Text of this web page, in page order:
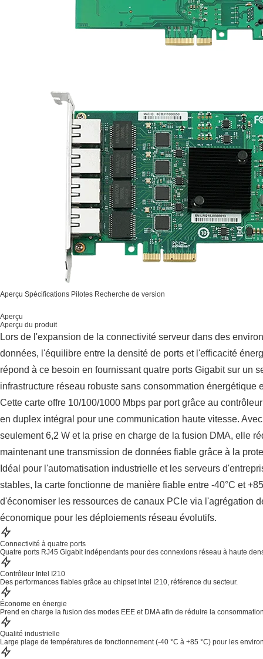
Aperçu Spécifications Pilotes Recherche de version
Aperçu
Aperçu du produit
Lors de l'expansion de la connectivité serveur dans des
données, l'équilibre entre la densité de ports et l'efficacité
répond à ce besoin en fournissant quatre ports Gigabit sur un
infrastructure réseau robuste sans consommation énergétique
Cette carte offre 10/100/1000 Mbps par port grâce au
en duplex intégral pour une communication haute vitesse.
seulement 6,2 W et la prise en charge de la fusion DMA, elle
maintenant une transmission de données fiable grâce à la
Idéal pour l'automatisation industrielle et les serveurs
stables, la carte fonctionne de manière fiable entre -40°C et
d'économiser les ressources de canaux PCIe via l'agrégation
économique pour les déploiements réseau évolutifs.
Connectivité à quatre ports
Quatre ports RJ45 Gigabit indépendants pour des connexions réseau à haute
Contrôleur Intel I210
Des performances fiables grâce au chipset Intel I210, référence du secteur.
Économe en énergie
Prend en charge la fusion des modes EEE et DMA afin de réduire la
Qualité industrielle
Large plage de températures de fonctionnement (-40 °C à +85 °C) pour les